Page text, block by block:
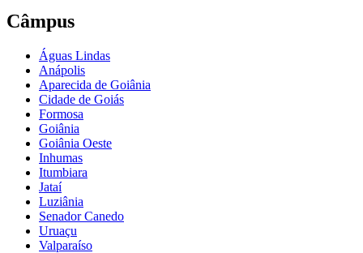
Câmpus
Águas Lindas
Anápolis
Aparecida de Goiânia
Cidade de Goiás
Formosa
Goiânia
Goiânia Oeste
Inhumas
Itumbiara
Jataí
Luziânia
Senador Canedo
Uruaçu
Valparaíso